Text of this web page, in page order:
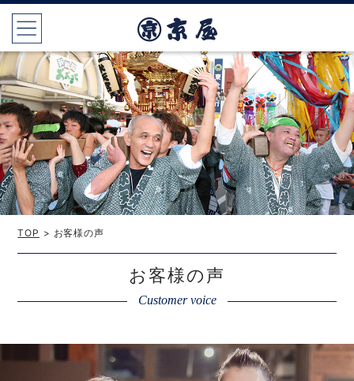
TOP > お客様の声
お客様の声
Customer voice